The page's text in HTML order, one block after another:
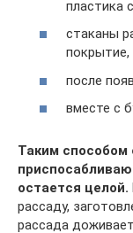
пластика
стаканы
покрытие,
после
вместе с
Таким способом
остается целой.
рассаду,
рассада